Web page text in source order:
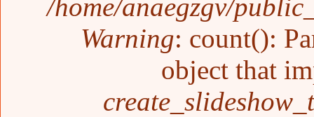
/home/anaegzgv/
Warning: count():
object that